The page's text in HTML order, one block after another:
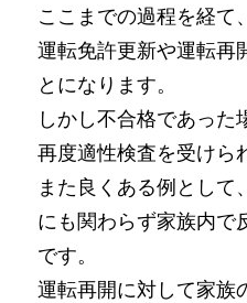
ここまでの過程を経て
運転免許更新や運転再
とになります。
しかし不合格であった
再度適性検査を受けら
また良くある例として
にも関わらず家族内で
です。
運転再開に対して家族